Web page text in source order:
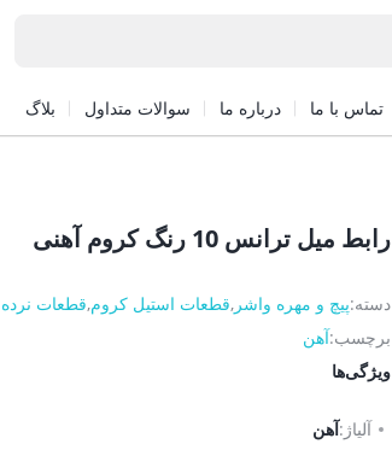
تماس با ما درباره ما سوالات متداول بلاگ
رابط میل ترانس 10 رنگ کروم آهنی
دسته:پیچ و مهره واشر,قطعات استیل کروم,قطعات
برچسب:آهن
ویژگی‌ها
آلیاژ:آهن